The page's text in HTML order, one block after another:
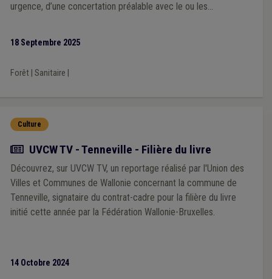
urgence, d’une concertation préalable avec le ou les
pour les destinataires des mesures envisagées. Cette
18 Septembre 2025
Forêt| Sanitaire
Culture
Actualité
UVCW TV - Tenneville - Filière du livre
Découvrez, sur UVCW TV, un reportage réalisé par l'Union des
Villes et Communes de Wallonie concernant la commune de
Tenneville, signataire du contrat-cadre pour la filière du livre
initié cette année par la Fédération Wallonie-Bruxelles.
14 Octobre 2024